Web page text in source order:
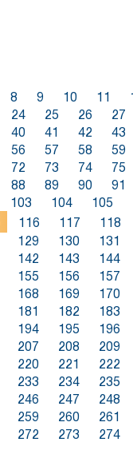
8 9 10 11
24 25 26
27
40 41 42
43
56 57 58
59
72 73 74
75
88 89 90
91
103 104 105
116 117
118
129 130
131
142 143
144
155 156
157
168 169
170
181 182
183
194 195
196
207 208
209
220 221
222
233 234
235
246 247
248
259 260
261
272 273 274